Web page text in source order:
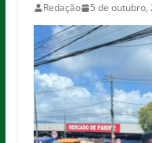
Redação 5 de outubro,